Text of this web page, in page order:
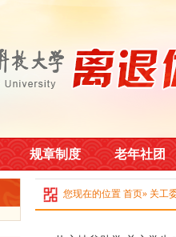
规章制度 老年社团
您现在的位置 首页» 关工